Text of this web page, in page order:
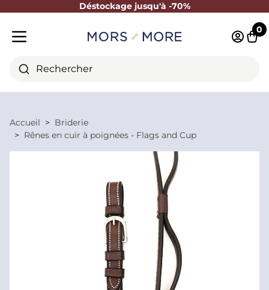
Déstockage jusqu'à -70%
Fermer
Rechercher
0
Accueil
Briderie
Rênes en cuir à poignées - Flags and Cup